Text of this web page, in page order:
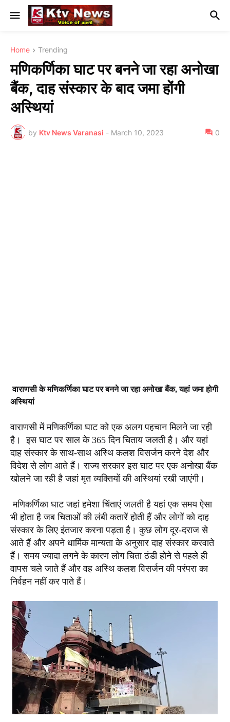
Home Trending
मणिकर्णिका घाट पर बनने जा रहा अनोखा
बैंक, दाह संस्कार के बाद जमा होंगी
अस्थियां
by Ktv News Varanasi - March 10, 2023 0
वाराणसी के मणिकर्णिका घाट पर बनने जा रहा अनोखा बैंक, यहां जमा होगी
अस्थियां
वाराणसी में मणिकर्णिका घाट को एक अलग पहचान मिलने जा रही
है। इस घाट पर साल के 365 दिन चिताय जलती है। और यहां
दाह संस्कार के साथ-साथ अस्थि कलश विसर्जन करने देश और
विदेश से लोग आते हैं। राज्य सरकार इस घाट पर एक अनोखा बैंक
खोलने जा रही है जहां मृत व्यक्तियों की अस्थियां रखी जाएंगी।
मणिकर्णिका घाट जहां हमेशा चिंताएं जलती है यहां एक समय ऐसा
भी होता है जब चिताओं की लंबी कतारें होती हैं और लोगों को दाह
संस्कार के लिए इंतजार करना पड़ता है। कुछ लोग दूर-दराज से
आते हैं और अपने धार्मिक मान्यता के अनुसार दाह संस्कार करवाते
हैं। समय ज्यादा लगने के कारण लोग चिता ठंडी होने से पहले ही
वापस चले जाते हैं और वह अस्थि कलश विसर्जन की परंपरा का
निर्वहन नहीं कर पाते हैं।